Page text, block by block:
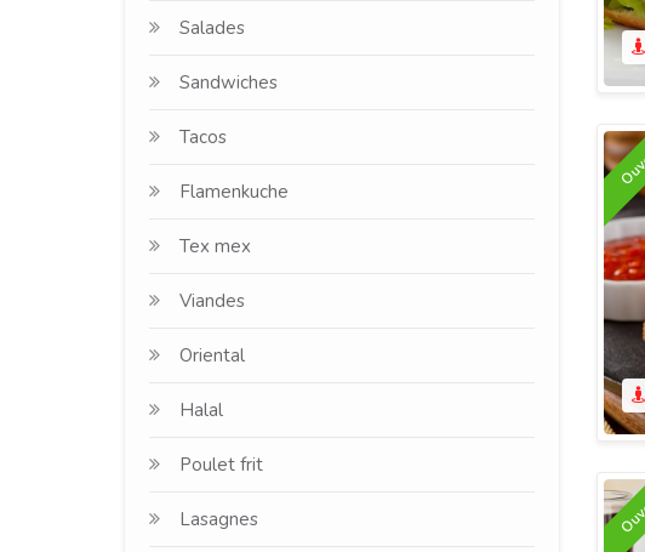
Salades
Sandwiches
Tacos
Flamenkuche
Tex mex
Viandes
Oriental
Halal
Poulet frit
Lasagnes